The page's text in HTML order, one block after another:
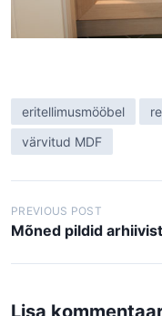
eritellimusmööbel
värvitud MDF
N
a
v
i
PREVIOUS POST
Mõned pildid arhiivist
Lisa